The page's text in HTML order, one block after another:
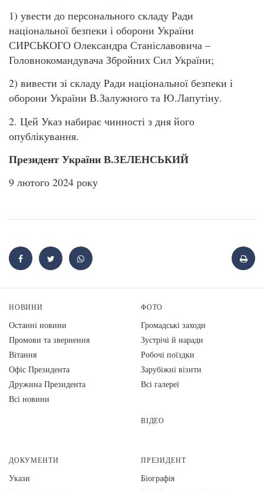
1) увести до персонального складу Ради
національної безпеки і оборони України
СИРСЬКОГО Олександра Станіславовича –
Головнокомандувача Збройних Сил України;
2) вивести зі складу Ради національної безпеки і
оборони України В.Залужного та Ю.Лапутіну.
2. Цей Указ набирає чинності з дня його
опублікування.
Президент України В.ЗЕЛЕНСЬКИЙ
9 лютого 2024 року
НОВИНИ
Останні новини
Промови та звернення
Вiтання
Офіс Президента
Дружина Президента
Всі новини
ФОТО
Громадські заходи
Зустрічі й наради
Робочі поїздки
Зарубіжні візити
Всі галереї
ВІДЕО
ДОКУМЕНТИ
Укази
ПРЕЗИДЕНТ
Біографія